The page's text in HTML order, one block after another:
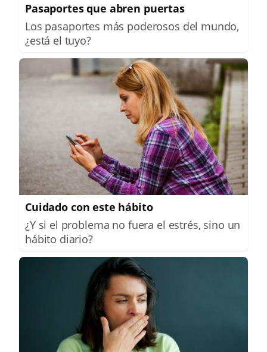
Pasaportes que abren puertas
Los pasaportes más poderosos del mundo,
¿está el tuyo?
Cuidado con este hábito
¿Y si el problema no fuera el estrés, sino un
hábito diario?